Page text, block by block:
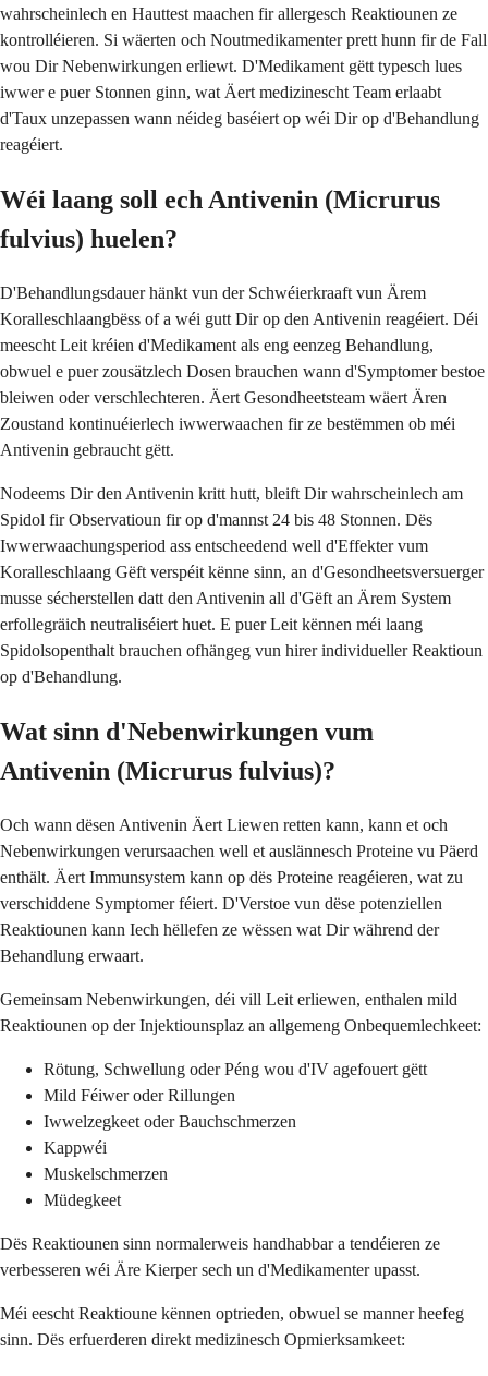
wahrscheinlech en Hauttest maachen fir allergesch Reaktiounen ze
kontrolléieren. Si wäerten och Noutmedikamenter prett hunn fir de Fall
wou Dir Nebenwirkungen erliewt. D'Medikament gëtt typesch lues
iwwer e puer Stonnen ginn, wat Äert medizinescht Team erlaabt
d'Taux unzepassen wann néideg baséiert op wéi Dir op d'Behandlung
reagéiert.
Wéi laang soll ech Antivenin (Micrurus
fulvius) huelen?
D'Behandlungsdauer hänkt vun der Schwéierkraaft vun Ärem
Koralleschlaangbëss of a wéi gutt Dir op den Antivenin reagéiert. Déi
meescht Leit kréien d'Medikament als eng eenzeg Behandlung,
obwuel e puer zousätzlech Dosen brauchen wann d'Symptomer bestoe
bleiwen oder verschlechteren. Äert Gesondheetsteam wäert Ären
Zoustand kontinuéierlech iwwerwaachen fir ze bestëmmen ob méi
Antivenin gebraucht gëtt.
Nodeems Dir den Antivenin kritt hutt, bleift Dir wahrscheinlech am
Spidol fir Observatioun fir op d'mannst 24 bis 48 Stonnen. Dës
Iwwerwaachungsperiod ass entscheedend well d'Effekter vum
Koralleschlaang Gëft verspéit kënne sinn, an d'Gesondheetsversuerger
musse sécherstellen datt den Antivenin all d'Gëft an Ärem System
erfollegräich neutraliséiert huet. E puer Leit kënnen méi laang
Spidolsopenthalt brauchen ofhängeg vun hirer individueller Reaktioun
op d'Behandlung.
Wat sinn d'Nebenwirkungen vum
Antivenin (Micrurus fulvius)?
Och wann dësen Antivenin Äert Liewen retten kann, kann et och
Nebenwirkungen verursaachen well et auslännesch Proteine vu Päerd
enthält. Äert Immunsystem kann op dës Proteine reagéieren, wat zu
verschiddene Symptomer féiert. D'Verstoe vun dëse potenziellen
Reaktiounen kann Iech hëllefen ze wëssen wat Dir während der
Behandlung erwaart.
Gemeinsam Nebenwirkungen, déi vill Leit erliewen, enthalen mild
Reaktiounen op der Injektiounsplaz an allgemeng Onbequemlechkeet:
Rötung, Schwellung oder Péng wou d'IV agefouert gëtt
Mild Féiwer oder Rillungen
Iwwelzegkeet oder Bauchschmerzen
Kappwéi
Muskelschmerzen
Müdegkeet
Dës Reaktiounen sinn normalerweis handhabbar a tendéieren ze
verbesseren wéi Äre Kierper sech un d'Medikamenter upasst.
Méi eescht Reaktioune kënnen optrieden, obwuel se manner heefeg
sinn. Dës erfuerderen direkt medizinesch Opmierksamkeet: